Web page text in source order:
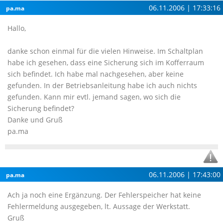
pa.ma 06.11.2006 | 17:33:16
Hallo,
danke schon einmal für die vielen Hinweise. Im Schaltplan
habe ich gesehen, dass eine Sicherung sich im Kofferraum
sich befindet. Ich habe mal nachgesehen, aber keine
gefunden. In der Betriebsanleitung habe ich auch nichts
gefunden. Kann mir evtl. jemand sagen, wo sich die
Sicherung befindet?
Danke und Gruß
pa.ma
pa.ma 06.11.2006 | 17:43:00
Ach ja noch eine Ergänzung. Der Fehlerspeicher hat keine
Fehlermeldung ausgegeben, lt. Aussage der Werkstatt.
Gruß